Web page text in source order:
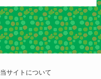
当サイトについて